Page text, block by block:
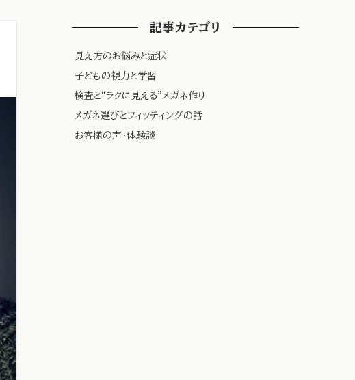
記事カテゴリ
見え方のお悩みと症状
子どもの視力と学習
検査と“ラクに見える”メガネ作り
メガネ選びとフィッティングの話
お客様の声・体験談